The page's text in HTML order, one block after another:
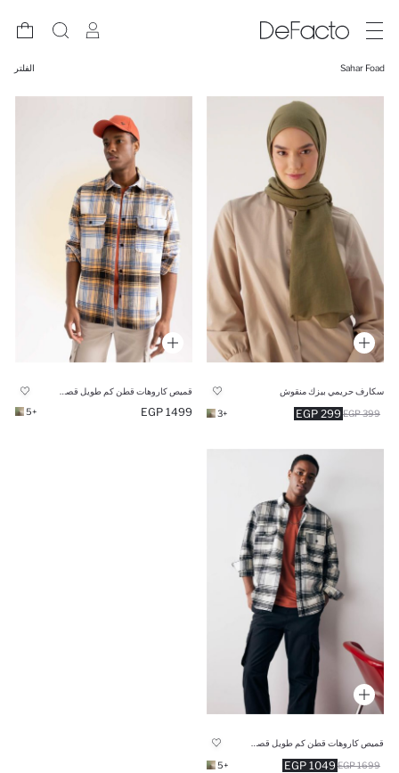
Sahar Foad الفلتر
سكارف حريمي بيزك منقوش
299 EGP 399 EGP
+3
1499 EGP
+5
1049 EGP 1699 EGP
+5